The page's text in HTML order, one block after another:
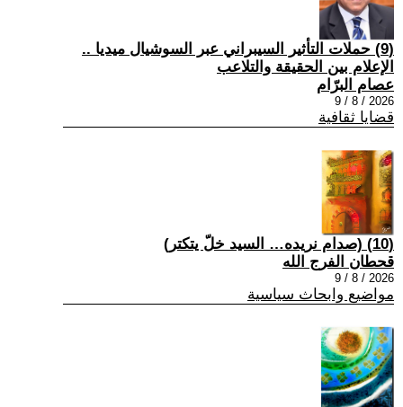
(9) حملات التأثير السيبراني عبر السوشيال ميديا ..
الإعلام بين الحقيقة والتلاعب
عصام البرّام
2026 / 8 / 9
قضايا ثقافية
(10) (صدام نريده… السيد خلّ يتكتر)
قحطان الفرج الله
2026 / 8 / 9
مواضيع وابحاث سياسية